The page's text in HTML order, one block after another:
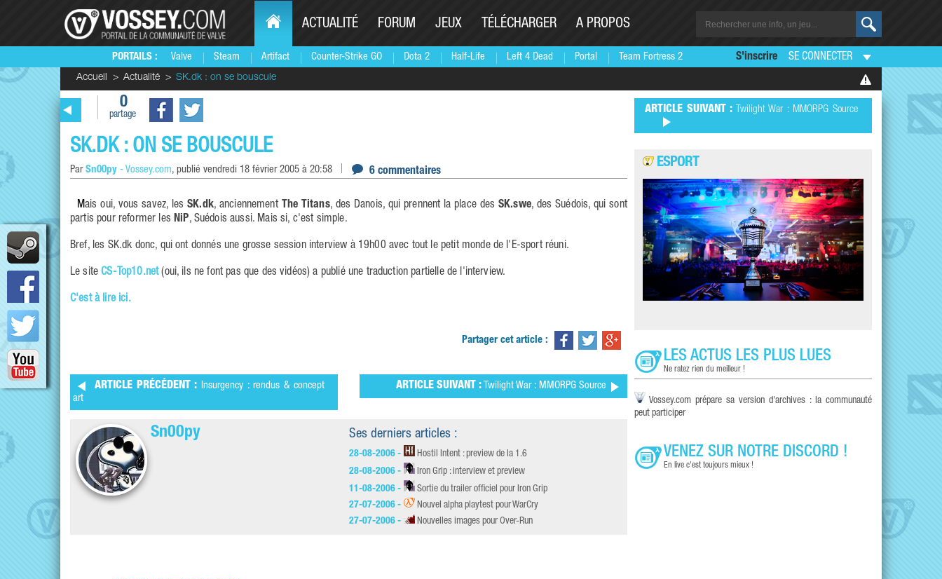
PORTAILS : Valve Steam Artifact Counter-Strike GO Dota 2 Half-Life Left 4 Dead Portal Team Fortress 2
ACTUALITÉ FORUM JEUX TÉLÉCHARGER A PROPOS
S'inscrire SE CONNECTER
Accueil Actualité SK.dk : on se bouscule
0
partage
SK.DK : ON SE BOUSCULE
Par Sn00py - Vossey.com, publié vendredi 18 février 2005 à 20:58 6 commentaires
Mais oui, vous savez, lesSK.dk, anciennement The Titans, des Danois, qui prennent la place des SK.swe, des Suédois, qui sont
partis pour reformer lesNiP, Suédois aussi. Mais si, c'est simple.
Bref, les SK.dk donc, qui ont donnés une grosse session interview à 19h00 avec tout le petit monde de l'E-sport réuni.
Le siteCS-Top10.net(oui, ils ne font pas que des vidéos) a publié une traduction partielle de l'interview.
C'est à lire ici.
Partager cet article :
ARTICLE PRÉCÉDENT : Insurgency : rendus & concept
art
ARTICLE SUIVANT : Twilight War : MMORPG Source
Sn00py Ses derniers articles :
28-08-2006 -
Hostil Intent : preview de la 1.6
28-08-2006 -
Iron Grip : interview et preview
11-08-2006 -
Sortie du trailer officiel pour Iron Grip
27-07-2006 -
Nouvel alpha playtest pour WarCry
27-07-2006 -
Nouvelles images pour Over-Run
ARTICLE SUIVANT : Twilight War : MMORPG Source
ESPORT
LES ACTUS LES PLUS LUES
Ne ratez rien du meilleur !
Vossey.com prépare sa version d'archives : la communauté
peut participer
VENEZ SUR NOTRE DISCORD !
En live c'est toujours mieux !